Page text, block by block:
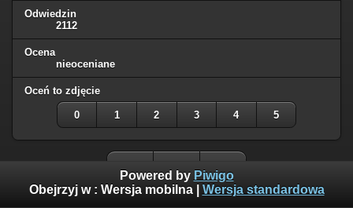
Odwiedzin
2112
Ocena
nieoceniane
Oceń to zdjęcie
0 1 2 3 4 5
Powered by Piwigo
Obejrzyj w : Wersja mobilna| Wersja standardowa